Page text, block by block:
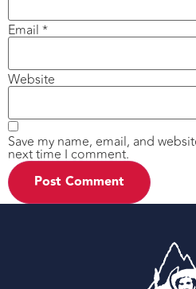
Email *
Website
Save my name, email, and
next time I comment.